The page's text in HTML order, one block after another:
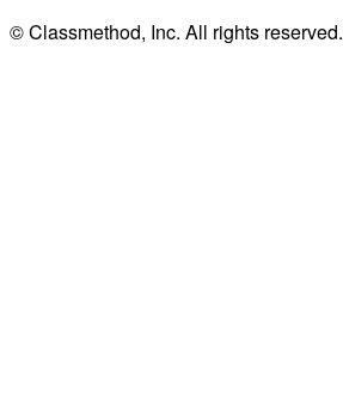
© Classmethod, Inc. All rights reserved.